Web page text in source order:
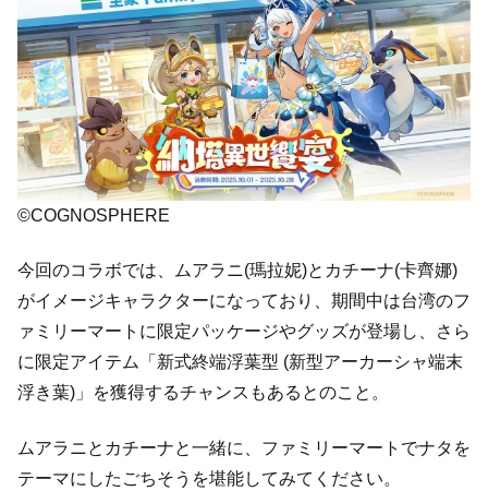
©COGNOSPHERE
今回のコラボでは、ムアラニ(瑪拉妮)とカチーナ(卡齊娜)
がイメージキャラクターになっており、期間中は台湾のフ
ァミリーマートに限定パッケージやグッズが登場し、さら
に限定アイテム「新式終端浮葉型 (新型アーカーシャ端末
浮き葉)」を獲得するチャンスもあるとのこと。
ムアラニとカチーナと一緒に、ファミリーマートでナタを
テーマにしたごちそうを堪能してみてください。